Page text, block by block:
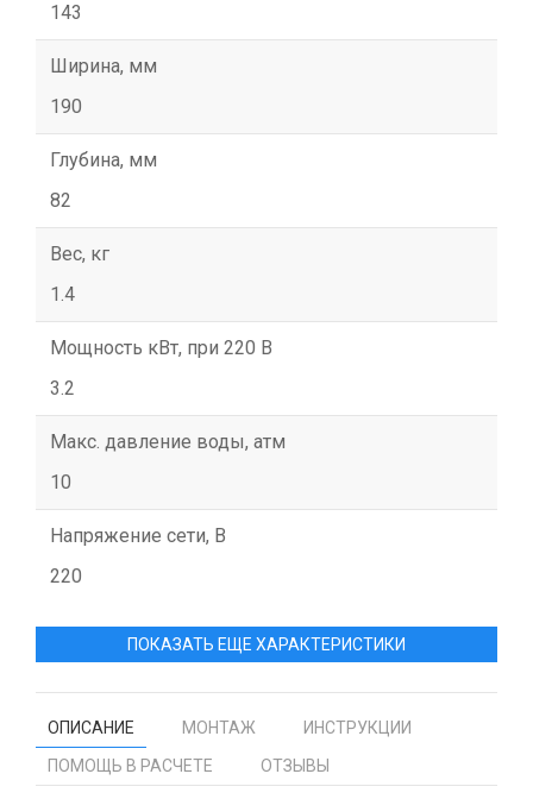
143
Ширина, мм
190
Глубина, мм
82
Вес, кг
1.4
Мощность кВт, при 220 В
3.2
Макс. давление воды, атм
10
Напряжение сети, В
220
ПОКАЗАТЬ ЕЩЕ ХАРАКТЕРИСТИКИ
ОПИСАНИЕ МОНТАЖ
ИНСТРУКЦИИ
ПОМОЩЬ В РАСЧЕТЕ
ОТЗЫВЫ